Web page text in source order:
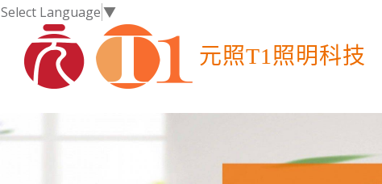
Select Language▼
元照T1照明科技